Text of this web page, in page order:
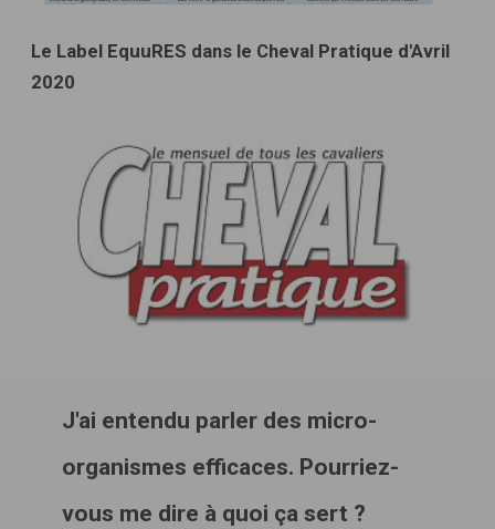
Le Label EquuRES dans le Cheval Pratique d'Avril
2020
J'ai entendu parler des micro-
organismes efficaces. Pourriez-
vous me dire à quoi ça sert ?